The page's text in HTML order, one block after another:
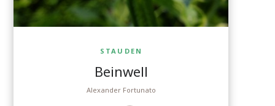
STAUDEN
Beinwell
Alexander Fortunato